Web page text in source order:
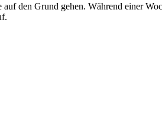
den Grund gehen. Während einer